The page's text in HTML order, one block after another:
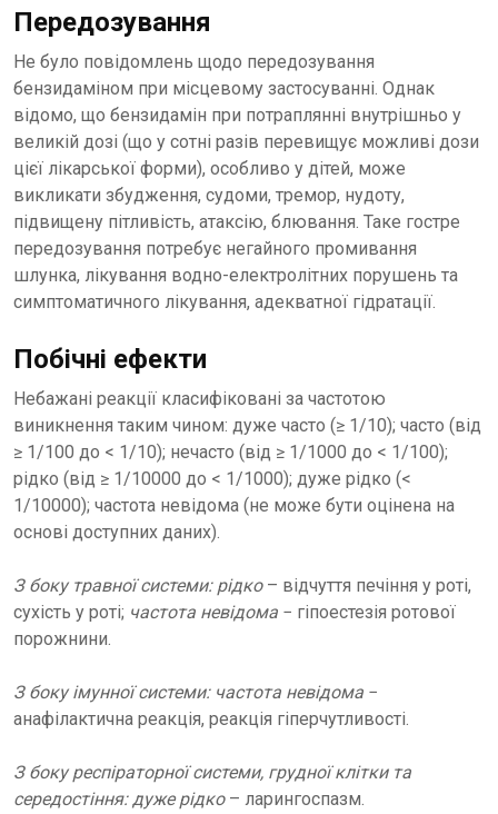
Передозування
Не було повідомлень щодо передозування
бензидаміном при місцевому застосуванні. Однак
відомо, що бензидамін при потраплянні внутрішньо у
великій дозі (що у сотні разів перевищує можливі дози
цієї лікарської форми), особливо у дітей, може
викликати збудження, судоми, тремор, нудоту,
підвищену пітливість, атаксію, блювання. Таке гостре
передозування потребує негайного промивання
шлунка, лікування водно-електролітних порушень та
симптоматичного лікування, адекватної гідратації.
Побічні ефекти
Небажані реакції класифіковані за частотою
виникнення таким чином: дуже часто (≥ 1/10); часто (від
≥ 1/100 до < 1/10); нечасто (від ≥ 1/1000 до < 1/100);
рідко (від ≥ 1/10000 до < 1/1000); дуже рідко (<
1/10000); частота невідома (не може бути оцінена на
основі доступних даних).
З боку травної системи: рідко – відчуття печіння у роті,
сухість у роті; частота невідома − гіпоестезія ротової
порожнини.
З боку імунної системи: частота невідома −
анафілактична реакція, реакція гіперчутливості.
З боку респіраторної системи, грудної клітки та
середостіння: дуже рідко– ларингоспазм.